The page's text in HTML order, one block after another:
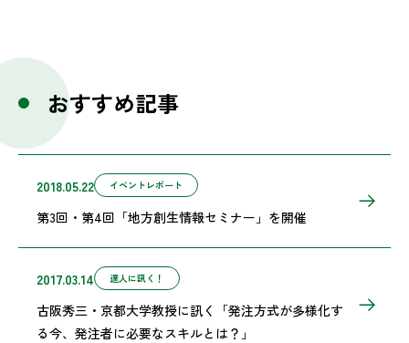
おすすめ記事
2018.05.22 イベントレポート
第3回・第4回「地方創生情報セミナー」を開催
2017.03.14 達人に訊く！
古阪秀三・京都大学教授に訊く「発注方式が多様化す
る今、発注者に必要なスキルとは？」